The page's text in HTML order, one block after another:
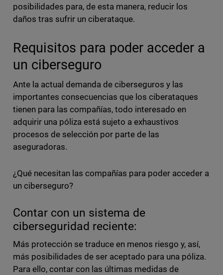
posibilidades para, de esta manera, reducir los
daños tras sufrir un ciberataque.
Requisitos para poder acceder a
un ciberseguro
Ante la actual demanda de ciberseguros y las
importantes consecuencias que los ciberataques
tienen para las compañías, todo interesado en
adquirir una póliza está sujeto a exhaustivos
procesos de selección por parte de las
aseguradoras.
¿Qué necesitan las compañías para poder acceder a
un ciberseguro?
Contar con un sistema de
ciberseguridad reciente:
Más protección se traduce en menos riesgo y, así,
más posibilidades de ser aceptado para una póliza.
Para ello, contar con las últimas medidas de